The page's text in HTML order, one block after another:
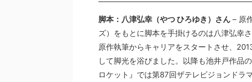
脚本：八津弘幸（やつ ひろゆき）さん – 原
ズ）をもとに脚本を手掛けるのは八津弘幸
原作執筆からキャリアをスタートさせ、
して脚光を浴びました。以降も池井戸作品
ロケット』では第87回ザテレビジョンドラ